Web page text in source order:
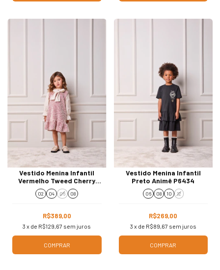
Vestido Menina Infantil
Vermelho Tweed Cherry
Gola Laço Animê P6431
02 04 06 08
R$389,00
3 x de R$129,67 sem juros
COMPRAR
Vestido Menina Infantil
Preto Animê P6434
06 08 10 12
R$269,00
3 x de R$89,67 sem juros
COMPRAR